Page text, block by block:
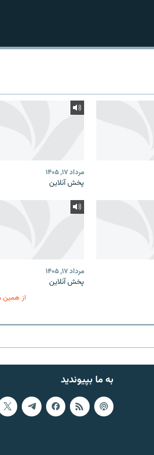
مرداد ۱۷, ۱۴۰۵
پخش آنلاین
مرداد ۱۷, ۱۴۰۵
پخش آنلاین
از همین
به ما بپیوندید